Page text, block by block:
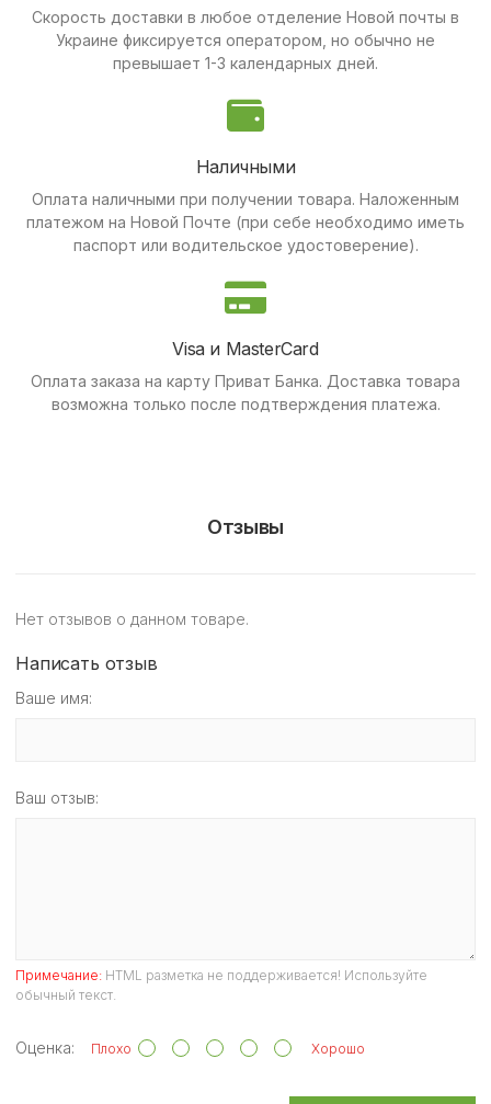
Скорость доставки в любое отделение Новой почты в
Украине фиксируется оператором, но обычно не
превышает 1-3 календарных дней.
Наличными
Оплата наличными при получении товара. Наложенным
платежом на Новой Почте (при себе необходимо иметь
паспорт или водительское удостоверение).
Visa и MasterCard
Оплата заказа на карту Приват Банка. Доставка товара
возможна только после подтверждения платежа.
Отзывы
Нет отзывов о данном товаре.
Написать отзыв
Ваше имя:
Ваш отзыв:
Примечание: HTML разметка не поддерживается! Используйте
обычный текст.
Оценка: Плохо Хорошо